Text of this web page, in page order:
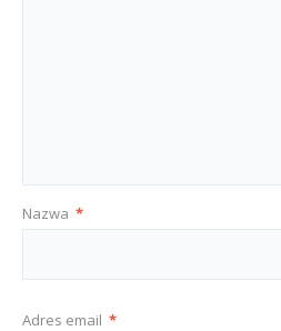
Nazwa *
Adres email *